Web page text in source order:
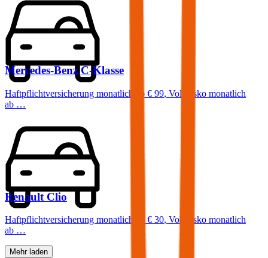
Mercedes-Benz C-Klasse
Haftpflichtversicherung monatlich ab € 99, Vollkasko monatlich
ab …
Renault Clio
Haftpflichtversicherung monatlich ab € 30, Vollkasko monatlich
ab …
Mehr laden